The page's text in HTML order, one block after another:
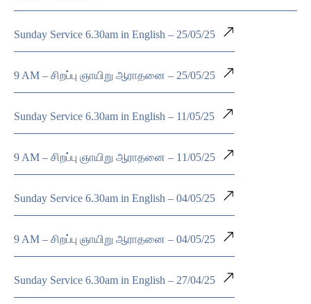
Sunday Service 6.30am in English – 25/05/25
9 AM – சிறப்பு ஞாயிறு ஆராதனை – 25/05/25
Sunday Service 6.30am in English – 11/05/25
9 AM – சிறப்பு ஞாயிறு ஆராதனை – 11/05/25
Sunday Service 6.30am in English – 04/05/25
9 AM – சிறப்பு ஞாயிறு ஆராதனை – 04/05/25
Sunday Service 6.30am in English – 27/04/25